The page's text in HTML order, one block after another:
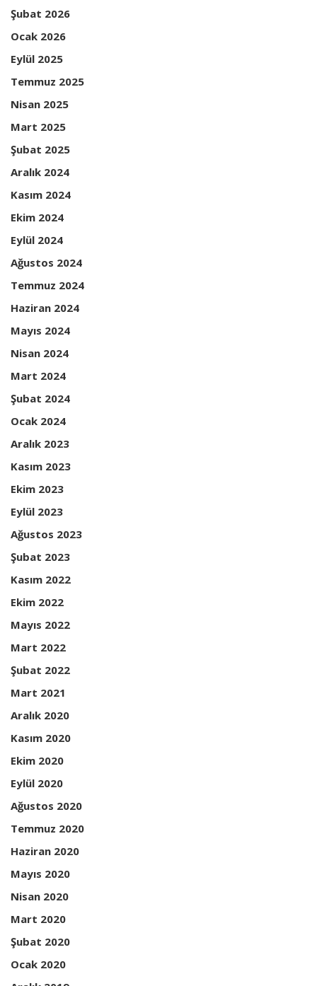
Şubat 2026
Ocak 2026
Eylül 2025
Temmuz 2025
Nisan 2025
Mart 2025
Şubat 2025
Aralık 2024
Kasım 2024
Ekim 2024
Eylül 2024
Ağustos 2024
Temmuz 2024
Haziran 2024
Mayıs 2024
Nisan 2024
Mart 2024
Şubat 2024
Ocak 2024
Aralık 2023
Kasım 2023
Ekim 2023
Eylül 2023
Ağustos 2023
Şubat 2023
Kasım 2022
Ekim 2022
Mayıs 2022
Mart 2022
Şubat 2022
Mart 2021
Aralık 2020
Kasım 2020
Ekim 2020
Eylül 2020
Ağustos 2020
Temmuz 2020
Haziran 2020
Mayıs 2020
Nisan 2020
Mart 2020
Şubat 2020
Ocak 2020